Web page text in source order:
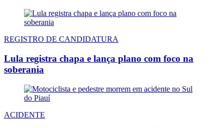
REGISTRO DE CANDIDATURA
Lula registra chapa e lança plano com foco na
soberania
ACIDENTE